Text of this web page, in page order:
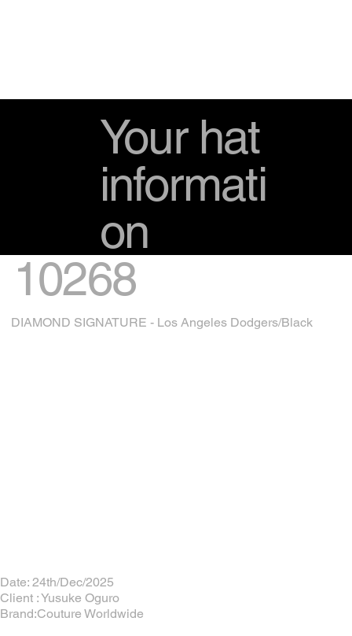
Your hat
informati
on
10268
DIAMOND SIGNATURE - Los Angeles Dodgers/Black
Date: 24th/Dec/2025
Client : Yusuke Oguro
Brand:Couture Worldwide